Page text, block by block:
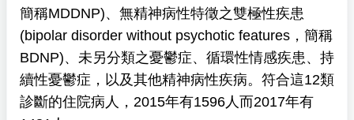
簡稱MDDNP)、無精神病性特徵之雙極性疾患
(bipolar disorder without psychotic features，簡稱
BDNP)、未另分類之憂鬱症、循環性情感疾患、持
續性憂鬱症，以及其他精神病性疾病。符合這12類
診斷的住院病人，2015年有1596人而2017年有